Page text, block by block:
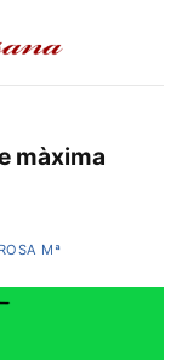
màxima
ROSA Mª